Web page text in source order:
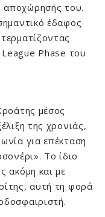
αποχώρησής του.
έδαφος
Phase του
μέσος
της χρονιάς,
για επέκταση
Το ίδιο
ακόμη και με
αυτή τη φορά